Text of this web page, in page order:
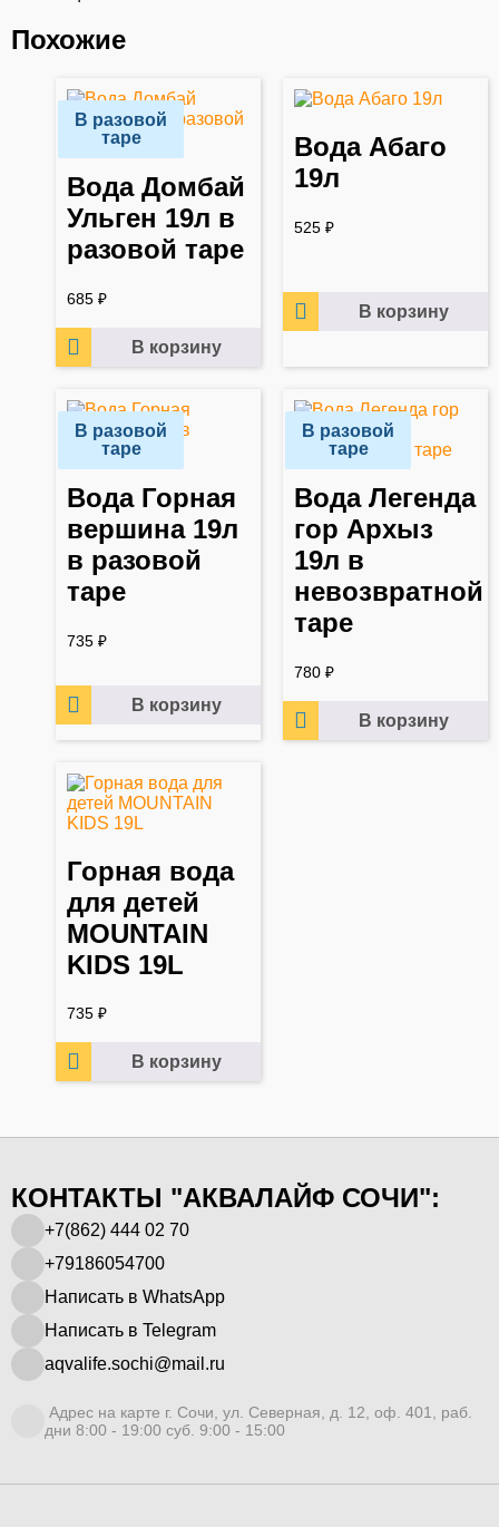
Похожие
В разовой
таре
Вода Домбай
Ульген 19л в
разовой таре
685 ₽
В корзину
Вода Aбаго
19л
525 ₽
В корзину
В разовой
таре
Вода Горная
вершина 19л
в разовой
таре
735 ₽
В корзину
В разовой
таре
Вода Легенда
гор Архыз
19л в
невозвратной
таре
780 ₽
В корзину
Горная вода
для детей
MOUNTAIN
KIDS 19L
735 ₽
В корзину
КОНТАКТЫ "АКВАЛАЙФ СОЧИ":
+7(862) 444 02 70
+79186054700
Написать в WhatsApp
Написать в Telegram
aqvalife.sochi@mail.ru
Адрес на карте г. Сочи, ул. Северная, д. 12, оф. 401, раб.
дни 8:00 - 19:00 суб. 9:00 - 15:00